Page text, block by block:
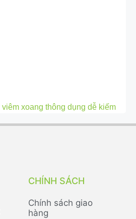
xoang thông dụng dễ kiếm
CHÍNH SÁCH
Chính sách giao
hàng